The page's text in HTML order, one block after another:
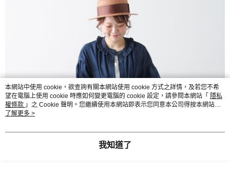
本網站中使用 cookie，欲查詢有關本網站使用 cookie 方式之詳情，及若您不希
望在電腦上使用 cookie 時應如何變更電腦的 cookie 設定，請參閱本網站「 隱私
權條款 」之 Cookie 聲明。您繼續使用本網站即表示您同意本公司得按本網站使
用條款之 Cookie 聲明使用 cookie。
了解更多 >
我知道了